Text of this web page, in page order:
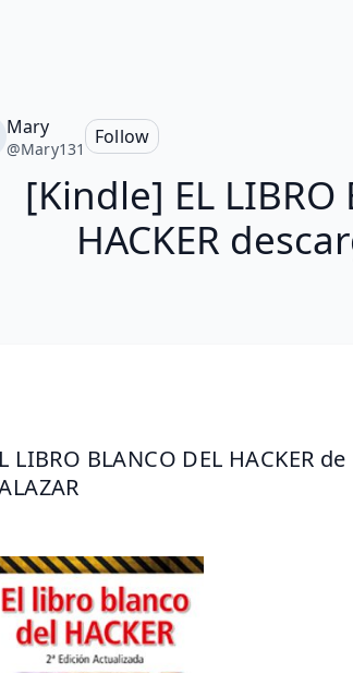
Mary
@Mary131
Follow
[Kindle] EL LIBRO
HACKER
LIBRO BLANCO DEL HACKER